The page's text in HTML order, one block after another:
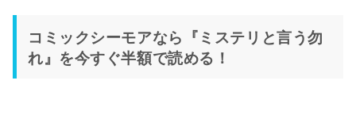
コミックシーモアなら『ミステリと言う勿
れ』を今すぐ半額で読める！